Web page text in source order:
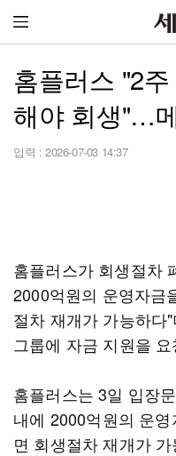
홈플러스 "2
해야 회생"…
입력 : 2026-07-03 14:37
홈플러스가 회생절차
2000억원의 운영자금
절차 재개가 가능하다
그룹에 자금 지원을
홈플러스는 3일 입장
내에 2000억원의 운
면 회생절차 재개가